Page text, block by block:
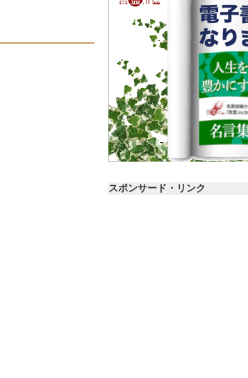
スポンサード・リンク